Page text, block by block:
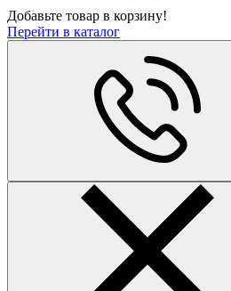
Добавьте товар в корзину!
Перейти в каталог